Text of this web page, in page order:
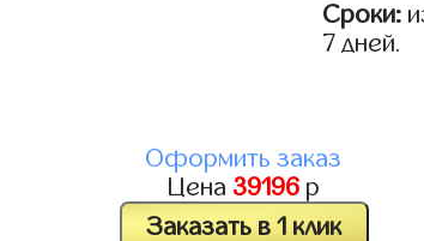
Сроки:
7 дней.
Оформить заказ
Цена 39196 р
Заказать в 1 клик